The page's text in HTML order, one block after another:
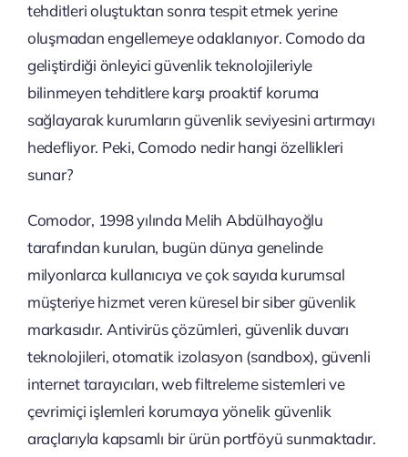
tehditleri oluştuktan sonra tespit etmek yerine
oluşmadan engellemeye odaklanıyor. Comodo da
geliştirdiği önleyici güvenlik teknolojileriyle
bilinmeyen tehditlere karşı proaktif koruma
sağlayarak kurumların güvenlik seviyesini artırmayı
hedefliyor. Peki, Comodo nedir hangi özellikleri
sunar?
Comodor, 1998 yılında Melih Abdülhayoğlu
tarafından kurulan, bugün dünya genelinde
milyonlarca kullanıcıya ve çok sayıda kurumsal
müşteriye hizmet veren küresel bir siber güvenlik
markasıdır. Antivirüs çözümleri, güvenlik duvarı
teknolojileri, otomatik izolasyon (sandbox), güvenli
internet tarayıcıları, web filtreleme sistemleri ve
çevrimiçi işlemleri korumaya yönelik güvenlik
araçlarıyla kapsamlı bir ürün portföyü sunmaktadır.